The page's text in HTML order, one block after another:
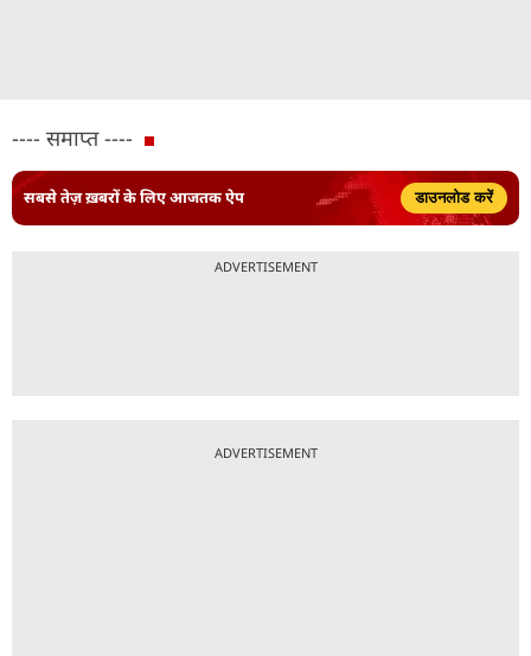
---- समाप्त ----
सबसे तेज़ ख़बरों के लिए आजतक ऐप डाउनलोड करें
ADVERTISEMENT
ADVERTISEMENT